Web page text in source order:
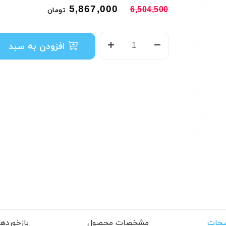
6,504,500
5,867,000 تومان
افزودن به سبد
مشخصات محصول